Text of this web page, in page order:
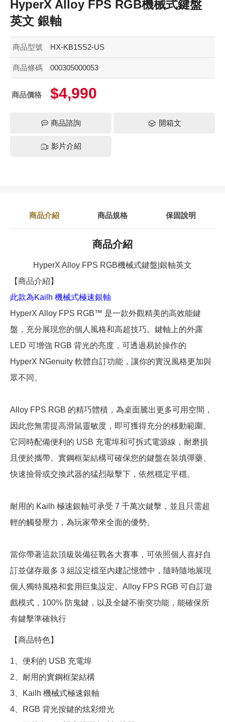
HyperX Alloy FPS RGB機械式鍵盤
英文 銀軸
商品型號 HX-KB1SS2-US
商品條碼 000305000053
商品價格 $4,990
商品諮詢 開箱文
影片介紹
商品介紹 商品規格 保固說明
商品介紹
HyperX Alloy FPS RGB機械式鍵盤|銀軸英文
【商品介紹】
此款為Kailh 機械式極速銀軸
HyperX Alloy FPS RGB™ 是一款外觀精美的高效能鍵
盤，充分展現您的個人風格和高超技巧。鍵軸上的外露
LED 可增強 RGB 背光的亮度，可透過易於操作的
HyperX NGenuity 軟體自訂功能，讓你的實況風格更加與
眾不同。
Alloy FPS RGB 的精巧體積，為桌面騰出更多可用空間，
因此您無需提高滑鼠靈敏度，即可獲得充分的移動範圍。
它同時配備便利的 USB 充電埠和可拆式電源線，耐磨損
且便於攜帶。實鋼框架結構可確保您的鍵盤在裝填彈藥、
快速撿骨或交換武器的猛烈敲擊下，依然穩定平穩。
耐用的 Kailh 極速銀軸可承受 7 千萬次鍵擊，並且只需超
輕的觸發壓力，為玩家帶來全面的優勢。
當你帶著這款頂級裝備征戰各大賽事，可依照個人喜好自
訂並儲存最多 3 組設定檔至內建記憶體中，隨時隨地展現
個人獨特風格和套用巨集設定。Alloy FPS RGB 可自訂遊
戲模式，100% 防鬼鍵，以及全鍵不衝突功能，能確保所
有鍵擊準確執行
【商品特色】
1、便利的 USB 充電埠
2、耐用的實鋼框架結構
3、Kailh 機械式極速銀軸
4、RGB 背光按鍵的炫彩燈光